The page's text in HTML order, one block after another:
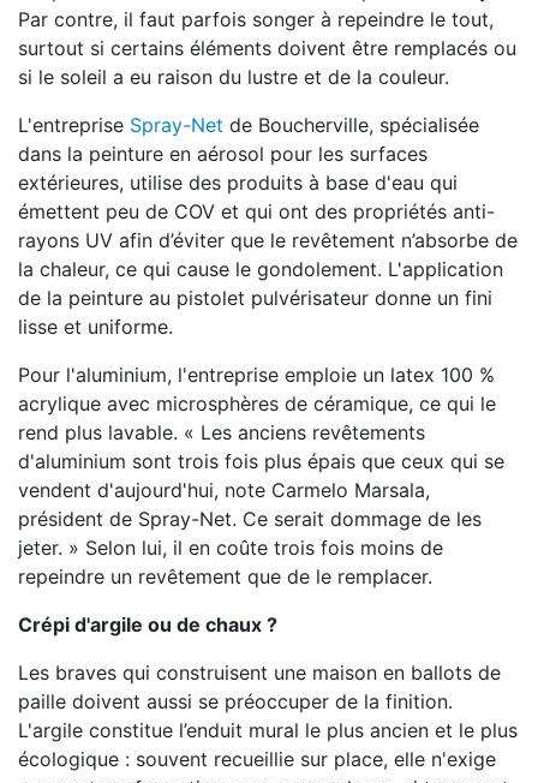
Par contre, il faut parfois songer à repeindre le tout,
surtout si certains éléments doivent être remplacés ou
si le soleil a eu raison du lustre et de la couleur.
L'entreprise Spray-Net de Boucherville, spécialisée
dans la peinture en aérosol pour les surfaces
extérieures, utilise des produits à base d'eau qui
émettent peu de COV et qui ont des propriétés anti-
rayons UV afin d’éviter que le revêtement n’absorbe de
la chaleur, ce qui cause le gondolement. L'application
de la peinture au pistolet pulvérisateur donne un fini
lisse et uniforme.
Pour l'aluminium, l'entreprise emploie un latex 100 %
acrylique avec microsphères de céramique, ce qui le
rend plus lavable. « Les anciens revêtements
d'aluminium sont trois fois plus épais que ceux qui se
vendent d'aujourd'hui, note Carmelo Marsala,
président de Spray-Net. Ce serait dommage de les
jeter. » Selon lui, il en coûte trois fois moins de
repeindre un revêtement que de le remplacer.
Crépi d'argile ou de chaux ?
Les braves qui construisent une maison en ballots de
paille doivent aussi se préoccuper de la finition.
L'argile constitue l’enduit mural le plus ancien et le plus
écologique : souvent recueillie sur place, elle n'exige